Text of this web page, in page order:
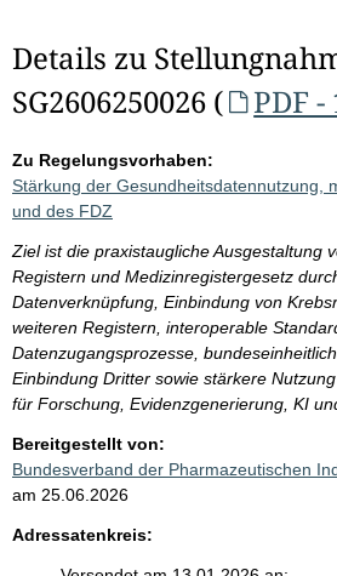
Details zu
SG2606250026 (
PDF
Zu Regelungsvorhaben:
Stärkung der Gesundheitsdatennutzung,
und des FDZ
Ziel ist die praxistaugliche Ausgestaltung
Registern und Medizinregistergesetz
Datenverknüpfung, Einbindung von
weiteren Registern, interoperable
Datenzugangsprozesse,
Einbindung Dritter sowie stärkere
für Forschung, Evidenzgenerierung, KI
Bereitgestellt von:
Bundesverband der Pharmazeutischen
am 25.06.2026
Adressatenkreis: